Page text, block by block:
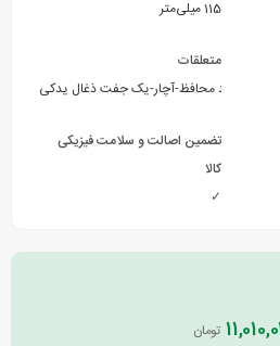
115 میلی‌متر
متعلقات
شوک-گارد محافظ-آچار-یک جفت ذغال یدکی
تضمین اصالت و سلامت فیزیکی
کالا
✓
تومان